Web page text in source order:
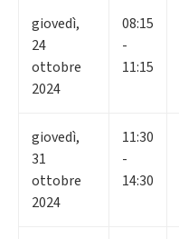
giovedì,
24
ottobre
2024
08:15
-
11:15
giovedì,
31
ottobre
2024
11:30
-
14:30